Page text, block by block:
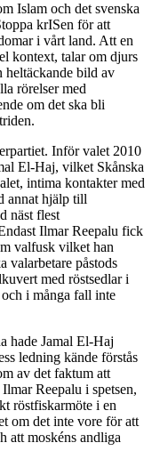
Islam och det svenska
krISen för att
i vårt land. Att en
kontext, talar om djurs
heltäckande bild av
rörelser med
om det ska bli
Inför valet 2010
El-Haj, vilket Skånska
intima kontakter med
annat hjälp till
näst flest
Ilmar Reepalu fick
valfusk vilket han
valarbetare påstods
med röstsedlar i
i många fall inte
hade Jamal El-Haj
ledning kände förstås
av det faktum att
Reepalu i spetsen,
röstfiskarmöte i en
om det inte vore för att
att moskéns andliga